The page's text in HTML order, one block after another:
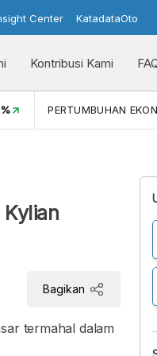
Center KatadataOto
Kontribusi Kami
PERTUMBUHAN
Bagikan
termahal dalam